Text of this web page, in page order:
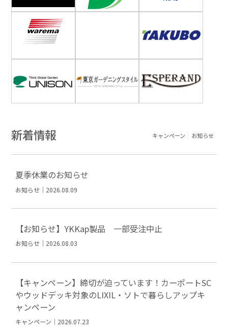
新着情報 キャンペーン お知らせ
夏季休業のお知らせ
お知らせ｜2026.08.09
【お知らせ】YKKap製品 一部受注中止
お知らせ｜2026.08.03
【キャンペーン】締切が迫っています！カーポートSC
やウッドデッキ対象のLIXIL・ソトで暮らしアップキ
ャンペーン
キャンペーン｜2026.07.23